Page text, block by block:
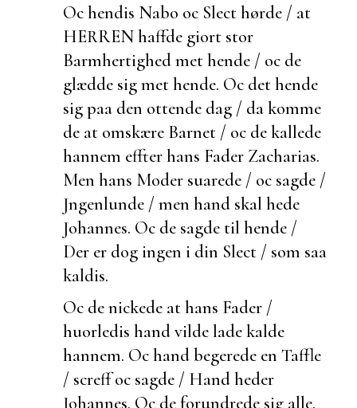
Oc hendis Nabo oc Slect hørde / at
HERREN haffde giort stor
Barmhertighed met hende / oc de
glædde sig met hende. Oc det hende
sig paa den ottende dag / da komme
de at omskære Barnet / oc de kallede
hannem effter hans Fader Zacharias.
Men hans Moder suarede / oc sagde /
Jngenlunde / men hand skal hede
Johannes. Oc de sagde til hende /
Der er dog ingen i din Slect / som saa
kaldis.
Oc de nickede at hans Fader /
huorledis hand vilde lade kalde
hannem. Oc hand begerede en Taffle
/ screff oc sagde / Hand heder
Johannes. Oc de forundrede sig alle.